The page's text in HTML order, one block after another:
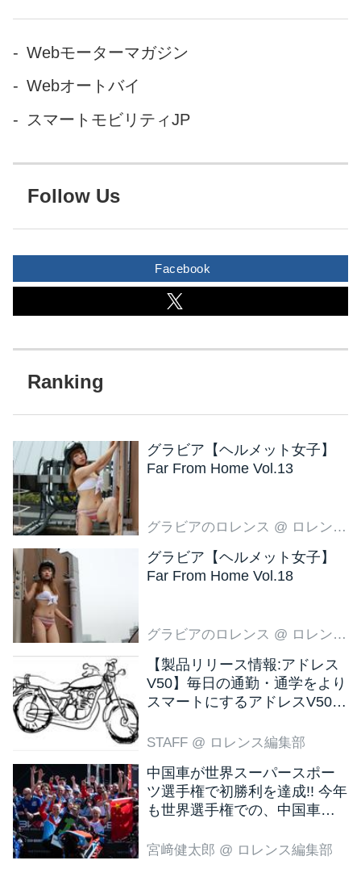
Webモーターマガジン
Webオートバイ
スマートモビリティJP
Follow Us
Facebook
グラビア【ヘルメット女子】
Far From Home Vol.13
グラビアのロレンス @ ロレンス編集部
グラビア【ヘルメット女子】
Far From Home Vol.18
グラビアのロレンス @ ロレンス編集部
【製品リリース情報:アドレス
V50】毎日の通勤・通学をより
スマートにするアドレスV50
STAFF @ ロレンス編集部
中国車が世界スーパースポー
ツ選手権で初勝利を達成!! 今年
も世界選手権での、中国車の
宮﨑健太郎 @ ロレンス編集部